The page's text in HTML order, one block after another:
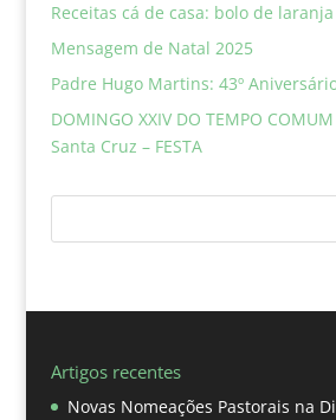
Receitas cá de casa: bolo de laranja
Mensagem de Natal 2025
Padre Hugo Martins: 43º
DOMINGO XXIV DO TEMPO
Santa Cruz – FESTA
Artigos recentes
Novas Nomeações Pastorais na